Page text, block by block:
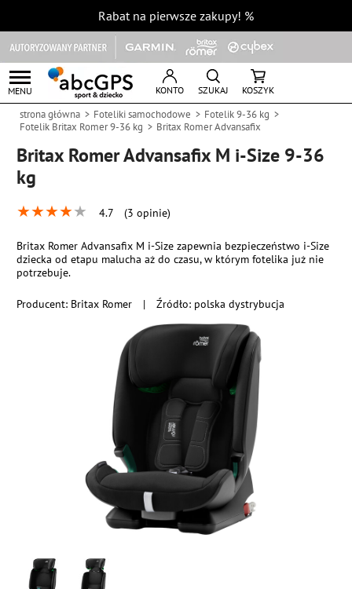
Rabat na pierwsze zakupy! %
MENU KONTO SZUKAJ KOSZYK
strona główna Foteliki samochodowe
Fotelik 9-36 kg
Fotelik Britax Romer 9-36 kg
Britax Romer Advansafix
Britax Romer Advansafix M i-Size 9-36
kg
★★★★★ 4.7 (3 opinie)
Producent: Britax Romer | Źródło: polska dystrybucja
Britax Romer Advansafix M i-Size zapewnia bezpieczeństwo i-Size
dziecka od etapu malucha aż do czasu, w którym fotelika już nie
potrzebuje.